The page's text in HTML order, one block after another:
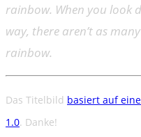
rainbow. When you look
way, there aren’t as
rainbow.
Das Titelbild basiert auf
1.0. Danke!